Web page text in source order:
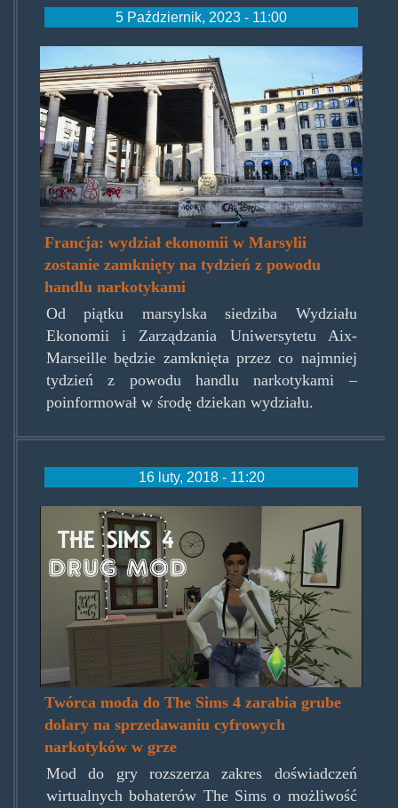
5 Październik, 2023 - 11:00
aix-
marseille.jpg
Francja: wydział ekonomii w Marsylii
zostanie zamknięty na tydzień z powodu
handlu narkotykami
Od piątku marsylska siedziba Wydziału
Ekonomii i Zarządzania Uniwersytetu Aix-
Marseille będzie zamknięta przez co najmniej
tydzień z powodu handlu narkotykami –
poinformował w środę dziekan wydziału.
16 luty, 2018 - 11:20
sims4drugmod.jpg
Twórca moda do The Sims 4 zarabia grube
dolary na sprzedawaniu cyfrowych
narkotyków w grze
Mod do gry rozszerza zakres doświadczeń
wirtualnych bohaterów The Sims o możliwość